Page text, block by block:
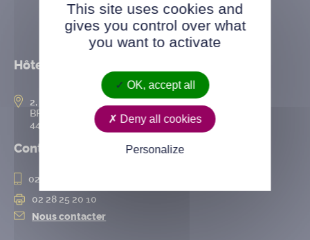
Hôtel de ville
2, rue de l’Hôtel-de-Ville
BP 50167
44802 Saint-Herblain cedex
Contact
02 28 25 20 00
02 28 25 20 10
Nous contacter
This site uses cookies and
gives you control over what
you want to activate
OK, accept all
Deny all cookies
Personalize